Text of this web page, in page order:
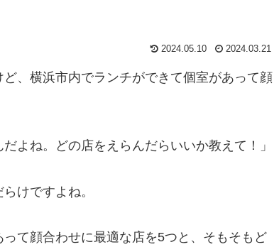
2024.05.10 2024.03.21
、横浜市内でランチができて個室があって顔
よね。どの店をえらんだらいいか教えて！」
けですよね。
て顔合わせに最適な店を5つと、そもそもど